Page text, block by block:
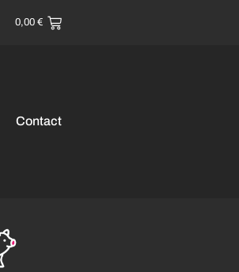
0,00 €
Contact